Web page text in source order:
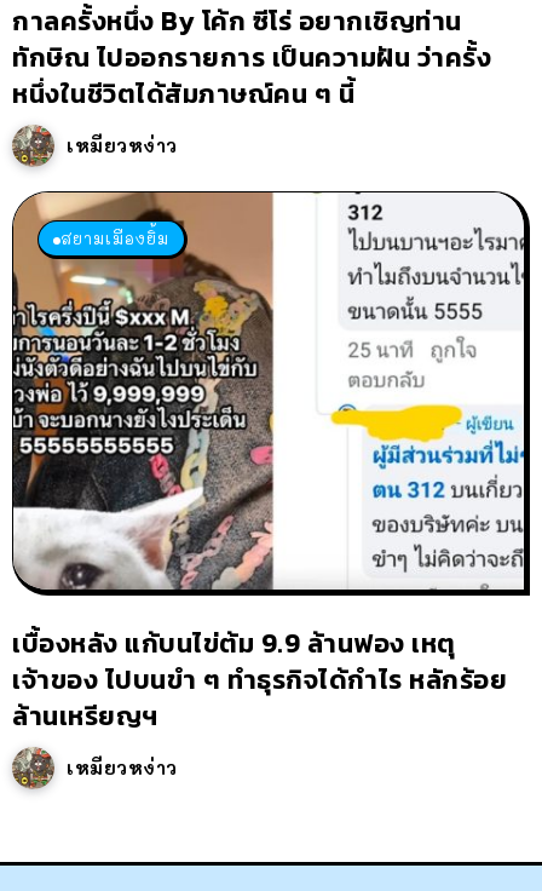
กาลครั้งหนึ่ง By โค้ก ซีโร่ อยากเชิญท่าน
ทักษิณ ไปออกรายการ เป็นความฝัน ว่าครั้ง
หนึ่งในชีวิตได้สัมภาษณ์คน ๆ นี้
เหมียวหง่าว
สยามเมืองยิ้ม
เบื้องหลัง แก้บนไข่ต้ม 9.9 ล้านฟอง เหตุ
เจ้าของ ไปบนขำ ๆ ทำธุรกิจได้กำไร หลักร้อย
ล้านเหรียญฯ
เหมียวหง่าว